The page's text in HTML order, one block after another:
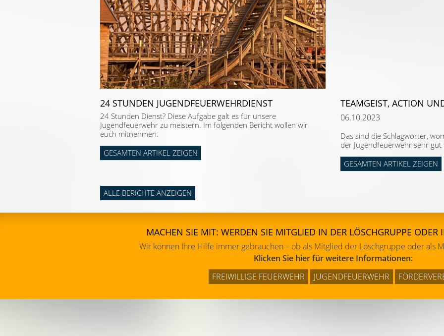
24 STUNDEN JUGENDFEUERWEHRDIENST
24 Stunden Dienst? Diese Aufgabe galt es für unsere
Jugendfeuerwehr zu meistern. Im folgenden Bericht wollen wir
euch mitnehmen.
GESAMTEN ARTIKEL ZEIGEN
TEAMGEIST, ACTION
06.10.2023
Das sind die Schlagwörter,
der Jugendfeuerwehr sehr
GESAMTEN ARTIKEL ZEIGEN
ALLE BERICHTE ANZEIGEN
MACHEN SIE MIT: WERDEN SIE MITGLIED IN DER LÖSCHGRUPPE ODER
Wir können Ihre Hilfe immer gebrauchen – ob als Mitglied der Löschgruppe oder als
Klicken Sie hier für weitere Informationen:
FREIWILLIGE FEUERWEHR
JUGENDFEUERWEHR